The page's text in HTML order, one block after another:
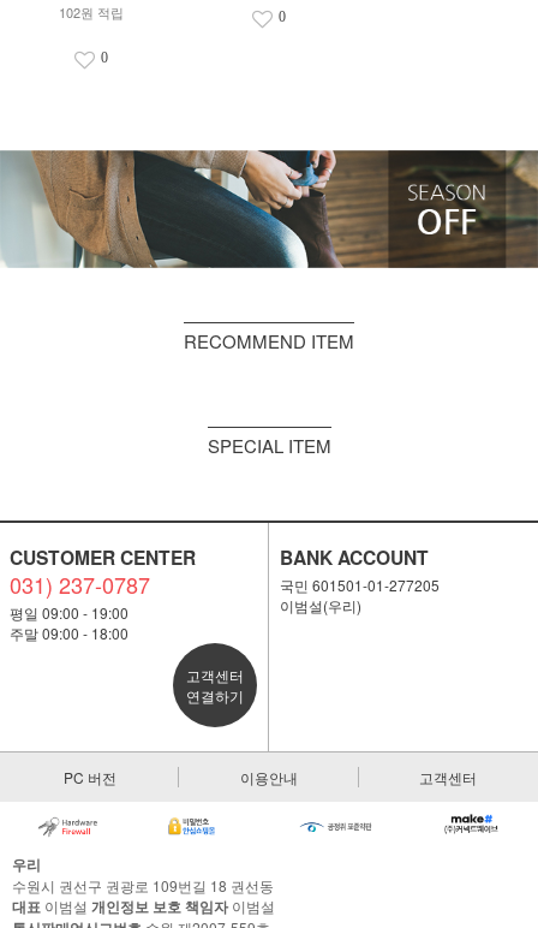
102원 적립
0
0
RECOMMEND ITEM
SPECIAL ITEM
CUSTOMER CENTER
031) 237-0787
평일 09:00 - 19:00
주말 09:00 - 18:00
고객센터
연결하기
BANK ACCOUNT
국민 601501-01-277205
이범설(우리)
PC 버전 이용안내 고객센터
우리
수원시 권선구 권광로 109번길 18 권선동
대표 이범설 개인정보 보호 책임자이범설